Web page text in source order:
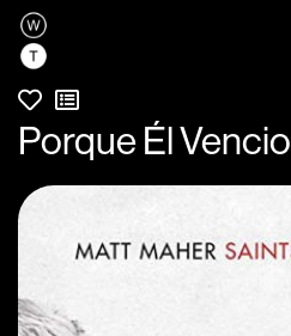
Porque Él Vencio